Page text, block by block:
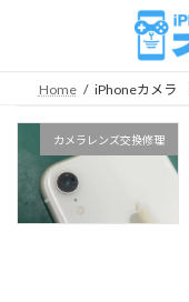
Home iPhoneカメラ
カメラレンズ交換修理